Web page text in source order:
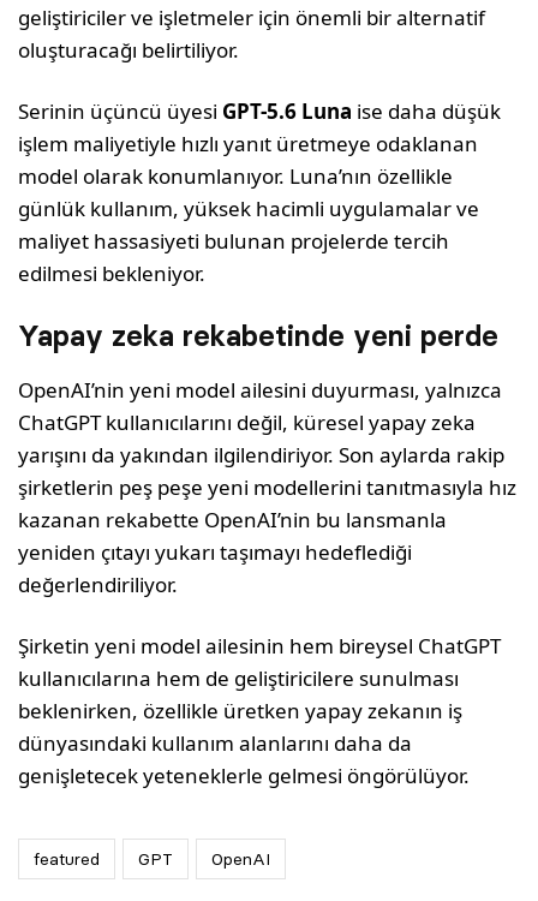
geliştiriciler ve işletmeler için önemli bir alternatif
oluşturacağı belirtiliyor.
Serinin üçüncü üyesi GPT-5.6 Luna ise daha düşük
işlem maliyetiyle hızlı yanıt üretmeye odaklanan
model olarak konumlanıyor. Luna’nın özellikle
günlük kullanım, yüksek hacimli uygulamalar ve
maliyet hassasiyeti bulunan projelerde tercih
edilmesi bekleniyor.
Yapay zeka rekabetinde yeni perde
OpenAI’nin yeni model ailesini duyurması, yalnızca
ChatGPT kullanıcılarını değil, küresel yapay zeka
yarışını da yakından ilgilendiriyor. Son aylarda rakip
şirketlerin peş peşe yeni modellerini tanıtmasıyla hız
kazanan rekabette OpenAI’nin bu lansmanla
yeniden çıtayı yukarı taşımayı hedeflediği
değerlendiriliyor.
Şirketin yeni model ailesinin hem bireysel ChatGPT
kullanıcılarına hem de geliştiricilere sunulması
beklenirken, özellikle üretken yapay zekanın iş
dünyasındaki kullanım alanlarını daha da
genişletecek yeteneklerle gelmesi öngörülüyor.
featured GPT OpenAI